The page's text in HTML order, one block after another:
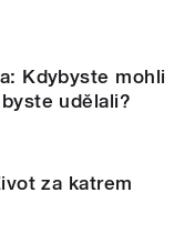
Kdybyste mohli
udělali?
za katrem